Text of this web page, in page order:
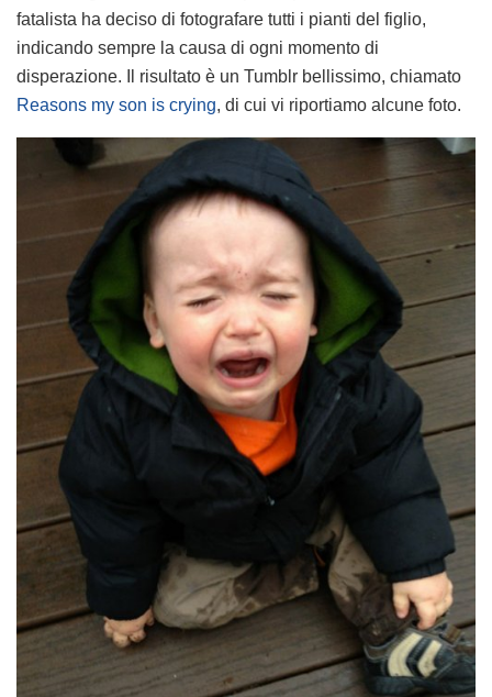
fatalista ha deciso di fotografare tutti i pianti del figlio,
indicando sempre la causa di ogni momento di
disperazione. Il risultato è un Tumblr bellissimo, chiamato
Reasons my son is crying, di cui vi riportiamo alcune foto.